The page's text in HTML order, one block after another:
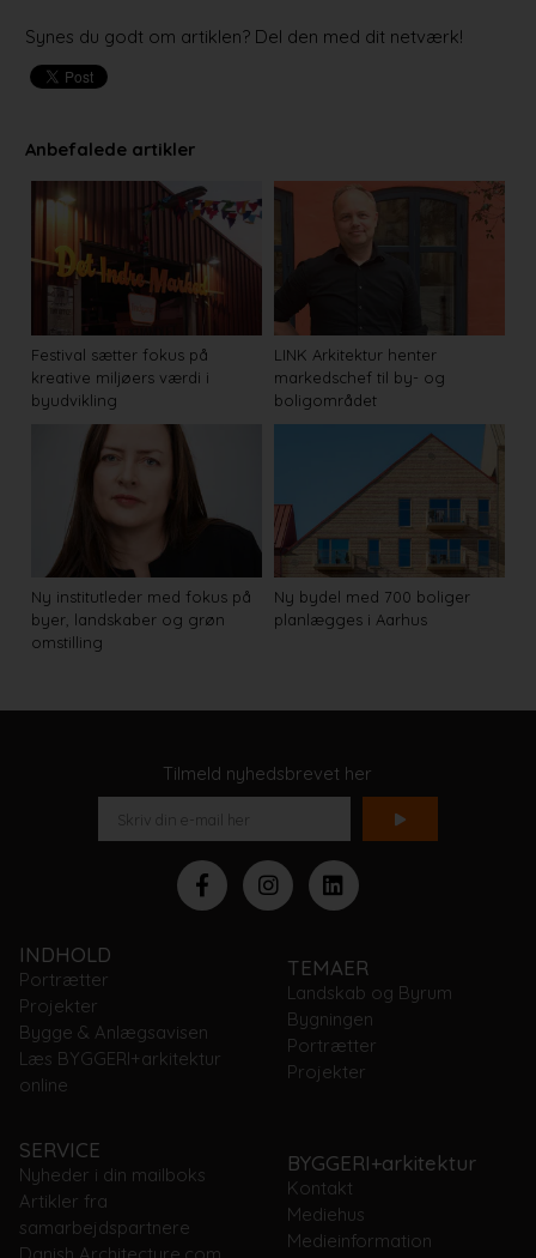
Synes du godt om artiklen? Del den med dit netværk!
Anbefalede artikler
Festival sætter fokus på
kreative miljøers værdi i
byudvikling
LINK Arkitektur henter
markedschef til by- og
boligområdet
Ny institutleder med fokus på
byer, landskaber og grøn
omstilling
Ny bydel med 700 boliger
planlægges i Aarhus
Tilmeld nyhedsbrevet her
INDHOLD
Portrætter
Projekter
Bygge & Anlægsavisen
Læs BYGGERI+arkitektur
online
TEMAER
Landskab og Byrum
Bygningen
Portrætter
Projekter
SERVICE
Nyheder i din mailboks
Artikler fra
samarbejdspartnere
BYGGERI+arkitektur
Kontakt
Mediehus
Medieinformation